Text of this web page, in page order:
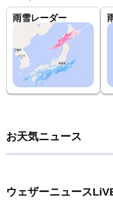
雨雪レーダー
お天気ニュース
ウェザーニュース